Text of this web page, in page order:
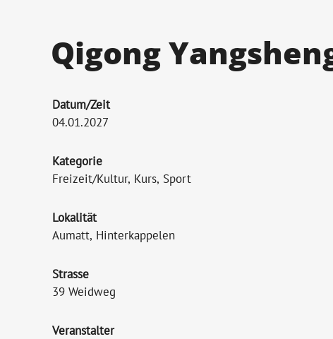
Qigong
Datum/Zeit
04.01.2027
Kategorie
Freizeit/Kultur, Kurs, Sport
Lokalität
Aumatt, Hinterkappelen
Strasse
39 Weidweg
Veranstalter